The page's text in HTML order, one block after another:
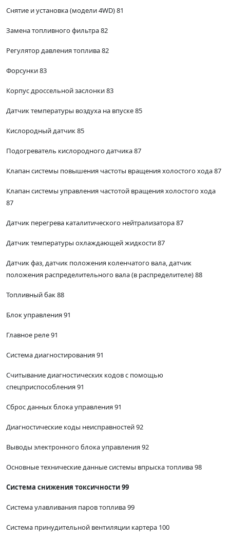
Снятие и установка (модели 4WD) 81
Замена топливного фильтра 82
Регулятор давления топлива 82
Форсунки 83
Корпус дроссельной заслонки 83
Датчик температуры воздуха на впуске 85
Кислородный датчик 85
Подогреватель кислородного датчика 87
Клапан системы повышения частоты вращения холостого хода 87
Клапан системы управления частотой вращения холостого хода
87
Датчик перегрева каталитического нейтрализатора 87
Датчик температуры охлаждающей жидкости 87
Датчик фаз, датчик положения коленчатого вала, датчик
положения распределительного вала (в распределителе) 88
Топливный бак 88
Блок управления 91
Главное реле 91
Система диагностирования 91
Считывание диагностических кодов с помощью
спецприспособления 91
Сброс данных блока управления 91
Диагностические коды неисправностей 92
Выводы электронного блока управления 92
Основные технические данные системы впрыска топлива 98
Система снижения токсичности 99
Система улавливания паров топлива 99
Система принудительной вентиляции картера 100